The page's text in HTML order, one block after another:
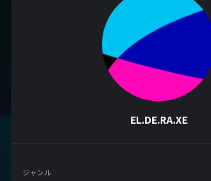
EL.DE.RA.XE
ジャンル